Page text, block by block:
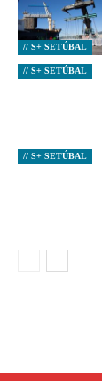
// S+ SETÚBAL
// S+ SETÚBAL
// S+ SETÚBAL